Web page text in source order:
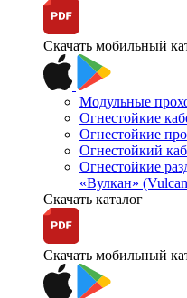
Скачать мобильный
Модульные
Огнестойкие
Огнестойкие
Огнестойкий
Огнестойкие
«Вулкан»
Скачать каталог
Скачать мобильный